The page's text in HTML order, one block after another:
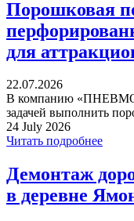
Порошковая
для
22.07.2026
В компанию
задачей выполнить
24 July 2026
Читать подробнее
Демонтаж
в деревне